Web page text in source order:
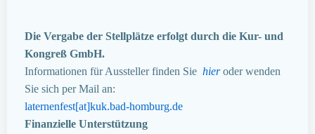
Die Vergabe der Stellplätze erfolgt durch die Kur- und
Kongreß GmbH.
Informationen für Aussteller finden Sie hieroder wenden
Sie sich per Mail an:
laternenfest[at]kuk.bad-homburg.de
Finanzielle Unterstützung